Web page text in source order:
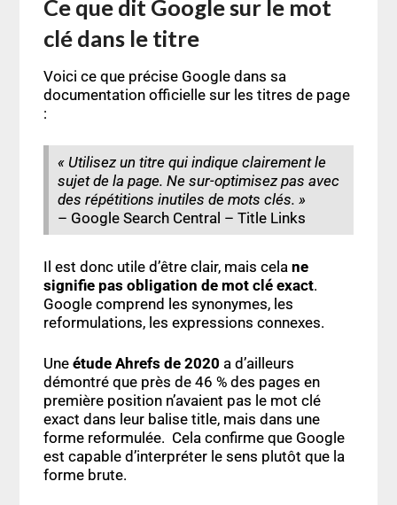
Ce que dit Google sur le mot
clé dans le titre
Voici ce que précise Google dans sa
documentation officielle sur les titres de page
:
« Utilisez un titre qui indique clairement le
sujet de la page. Ne sur-optimisez pas avec
des répétitions inutiles de mots clés. »
– Google Search Central – Title Links
Il est donc utile d’être clair, mais cela ne
signifie pas obligation de mot clé exact.
Google comprend les synonymes, les
reformulations, les expressions connexes.
Une étude Ahrefs de 2020 a d’ailleurs
démontré que près de 46 % des pages en
première position n’avaient pas le mot clé
exact dans leur balise title, mais dans une
forme reformulée. Cela confirme que Google
est capable d’interpréter le sens plutôt que la
forme brute.